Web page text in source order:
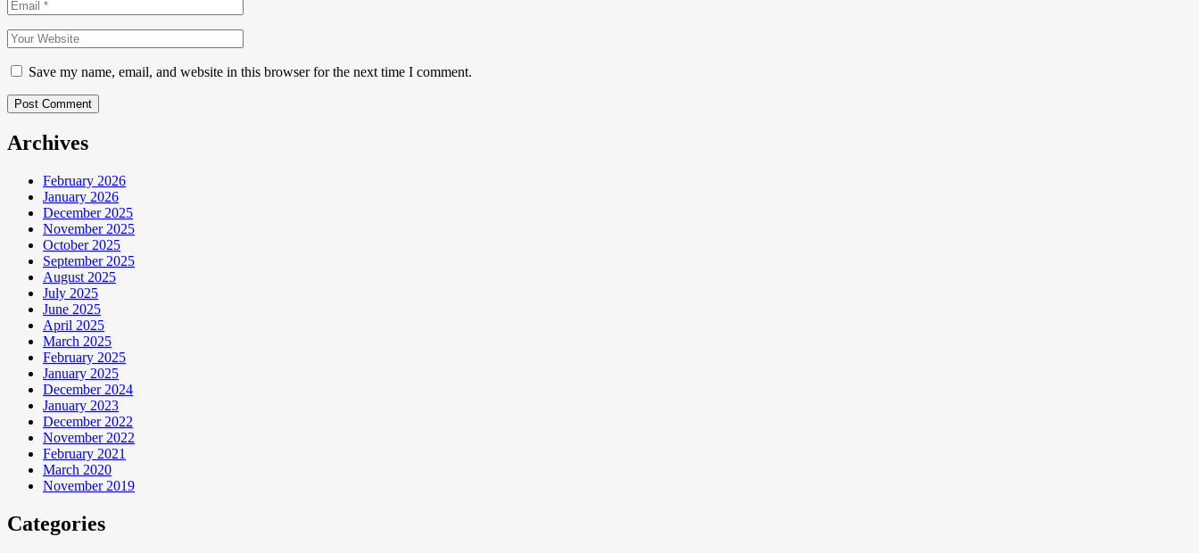
Save my name, email, and website in this browser for the next time I comment.
Post Comment
Archives
February 2026
January 2026
December 2025
November 2025
October 2025
September 2025
August 2025
July 2025
June 2025
April 2025
March 2025
February 2025
January 2025
December 2024
January 2023
December 2022
November 2022
February 2021
March 2020
November 2019
Categories